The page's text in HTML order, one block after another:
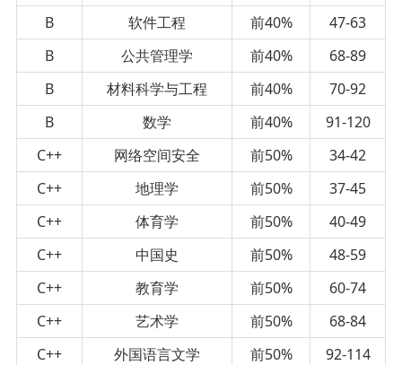
B
软件工程 前40%
47-63
B
公共管理学 前40%
68-89
B
材料科学与工程 前40%
70-92
B
数学 前40%
91-120
C++
网络空间安全 前50%
34-42
C++
地理学 前50%
37-45
C++
体育学 前50%
40-49
C++
中国史 前50%
48-59
C++
教育学 前50%
60-74
C++
艺术学 前50%
68-84
C++
外国语言文学 前50%
92-114